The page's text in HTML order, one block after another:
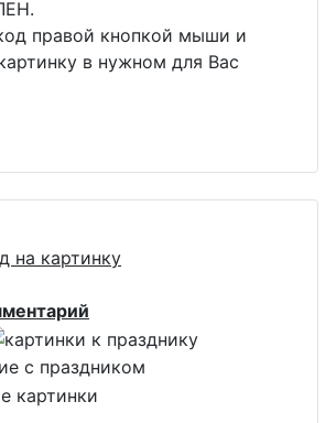
правой кнопкой мыши и
в нужном для Вас
на картинку